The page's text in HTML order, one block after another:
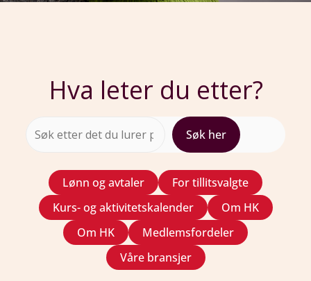
Hva leter du etter?
Søk her
Lønn og avtaler
For tillitsvalgte
Kurs- og aktivitetskalender
Om HK
Om HK
Medlemsfordeler
Våre bransjer